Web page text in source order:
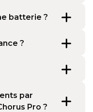
batterie ?
?
par
Pro ?